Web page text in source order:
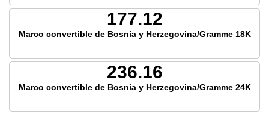
177.12
Marco convertible de Bosnia y Herzegovina/Gramme 18K
236.16
Marco convertible de Bosnia y Herzegovina/Gramme 24K